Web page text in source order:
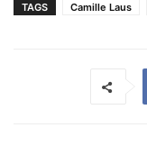
TAGS Camille Laus